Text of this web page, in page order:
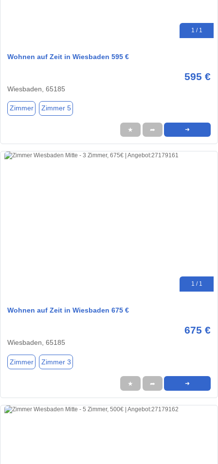
1 / 1
Wohnen auf Zeit in Wiesbaden 595 €
595 €
Wiesbaden, 65185
Zimmer Zimmer 5
★ ➦ ➜
1 / 1
Wohnen auf Zeit in Wiesbaden 675 €
675 €
Wiesbaden, 65185
Zimmer Zimmer 3
★ ➦ ➜